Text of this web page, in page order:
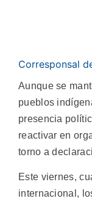
Corresponsal
Aunque se
pueblos
presencia
reactivar en
torno a
Este viernes,
internacional,